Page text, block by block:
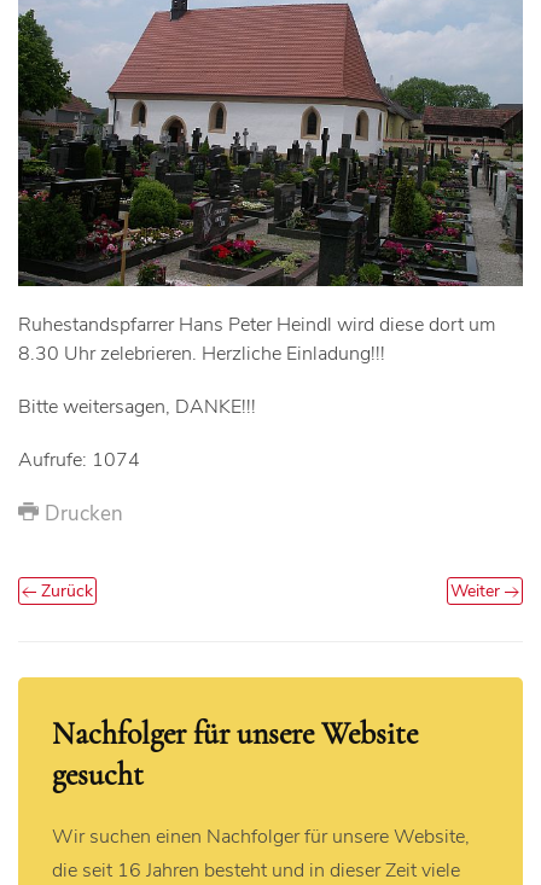
Ruhestandspfarrer Hans Peter Heindl wird diese dort um
8.30 Uhr zelebrieren. Herzliche Einladung!!!
Bitte weitersagen, DANKE!!!
Aufrufe: 1074
Drucken
Zurück Weiter
Nachfolger für unsere Website
gesucht
Wir suchen einen Nachfolger für unsere Website,
die seit 16 Jahren besteht und in dieser Zeit viele